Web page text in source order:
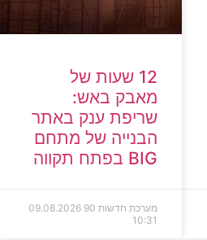
12 שעות של
מאבק באש:
שריפת ענק באתר
הבנייה של מתחם
BIG בפתח תקווה
מערכת חדשות 90
09.08.2026
10:31